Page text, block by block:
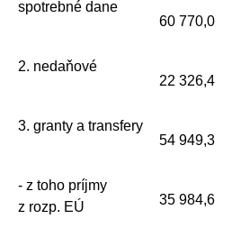
spotrebné dane
60 770,0
2. nedaňové
22 326,4
3. granty a transfery
54 949,3
- z toho príjmy
z rozp. EÚ
35 984,6